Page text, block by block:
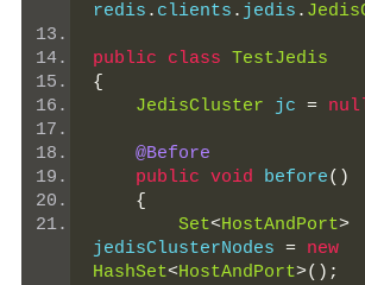
redis . clients . jedis .
public class TestJedis
{
JedisCluster jc =
@Before
public void before()
{
Set<HostAndPort>
jedisClusterNodes = new
HashSet<HostAndPort>();